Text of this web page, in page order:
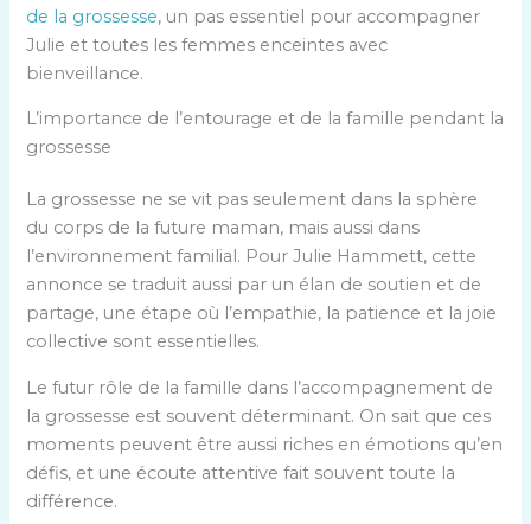
de la grossesse, un pas essentiel pour accompagner
Julie et toutes les femmes enceintes avec
bienveillance.
L’importance de l’entourage et de la famille pendant la
grossesse
La grossesse ne se vit pas seulement dans la sphère
du corps de la future maman, mais aussi dans
l’environnement familial. Pour Julie Hammett, cette
annonce se traduit aussi par un élan de soutien et de
partage, une étape où l’empathie, la patience et la joie
collective sont essentielles.
Le futur rôle de la famille dans l’accompagnement de
la grossesse est souvent déterminant. On sait que ces
moments peuvent être aussi riches en émotions qu’en
défis, et une écoute attentive fait souvent toute la
différence.